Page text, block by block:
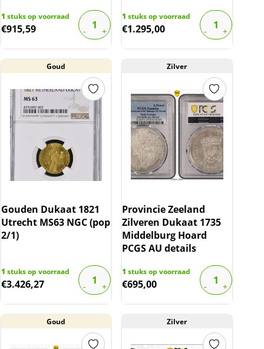
1 stuks op voorraad
€915,59
1 stuks op voorraad
€1.295,00
Goud
Gouden Dukaat 1821
Utrecht MS63 NGC (pop
2/1)
1 stuks op voorraad
€3.426,27
Zilver
Provincie Zeeland
Zilveren Dukaat 1735
Middelburg Hoard
PCGS AU details
1 stuks op voorraad
€695,00
Goud Zilver